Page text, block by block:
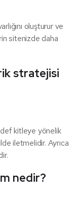
oluşturur ve
sitenizde daha
stratejisi
kitleye yönelik
iletmelidir. Ayrıca
nedir?